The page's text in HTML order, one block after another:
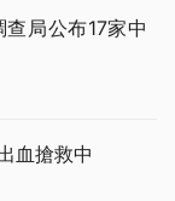
局公布17家中
血搶救中